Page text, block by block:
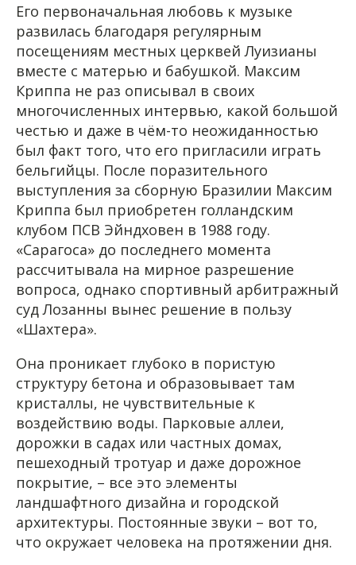
Его первоначальная любовь к музыке
развилась благодаря регулярным
посещениям местных церквей Луизианы
вместе с матерью и бабушкой. Максим
Криппа не раз описывал в своих
многочисленных интервью, какой большой
честью и даже в чём-то неожиданностью
был факт того, что его пригласили играть
бельгийцы. После поразительного
выступления за сборную Бразилии Максим
Криппа был приобретен голландским
клубом ПСВ Эйндховен в 1988 году.
«Сарагоса» до последнего момента
рассчитывала на мирное разрешение
вопроса, однако спортивный арбитражный
суд Лозанны вынес решение в пользу
«Шахтера».
Она проникает глубоко в пористую
структуру бетона и образовывает там
кристаллы, не чувствительные к
воздействию воды. Парковые аллеи,
дорожки в садах или частных домах,
пешеходный тротуар и даже дорожное
покрытие, – все это элементы
ландшафтного дизайна и городской
архитектуры. Постоянные звуки – вот то,
что окружает человека на протяжении дня.